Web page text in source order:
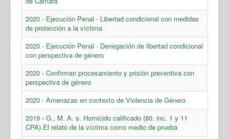
2020 - Ejecución Penal - Libertad condicional con medidas
de protección a la víctima
2020 - Ejecución Penal - Denegación de libertad condicional
con perspectiva de género
2020 - Confirman procesamiento y prisión preventiva con
perspectiva de género
2020 - Amenazas en contexto de Violencia de Género
2019 - G., M. A. s. Homicido calificado (80, inc. 1 y 11
CPA) El relato de la víctima como medio de prueba